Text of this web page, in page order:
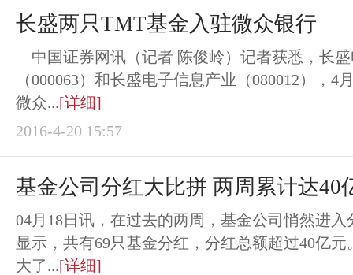
长盛两只TMT基金入驻微众银行
中国证券网讯（记者 陈俊岭）记者获悉，长
（000063）和长盛电子信息产业（080012），4
微众...[详细]
2016-4-20 15:57
基金公司分红大比拼 两周累计达40
04月18日讯，在过去的两周，基金公司悄然进
显示，共有69只基金分红，分红总额超过40亿
大了...[详细]